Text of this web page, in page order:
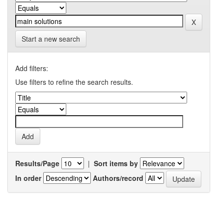
Start a new search
Add filters:
Use filters to refine the search results.
Results/Page | Sort items by
In order
Authors/record